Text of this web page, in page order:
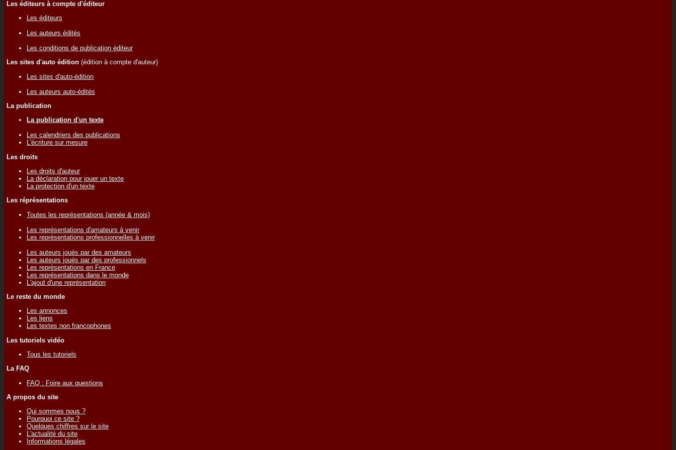
Les éditeurs à compte d'éditeur
Les éditeurs
Les auteurs édités
Les conditions de publication éditeur
Les sites d'auto édition (édition à compte d'auteur)
Les sites d'auto-édition
Les auteurs auto-édités
La publication
La publication d'un texte
Les calendriers des publications
L'écriture sur mesure
Les droits
Les droits d'auteur
La déclaration pour jouer un texte
La protection d'un texte
Les réprésentations
Toutes les représentations (année & mois)
Les représentations d'amateurs à venir
Les représentations professionnelles à venir
Les auteurs joués par des amateurs
Les auteurs joués par des professionnels
Les représentations en France
Les représentations dans le monde
L'ajout d'une représentation
Le reste du monde
Les annonces
Les liens
Les textes non francophones
Les tutoriels vidéo
Tous les tutoriels
La FAQ
FAQ : Foire aux questions
A propos du site
Qui sommes nous ?
Pourquoi ce site ?
Quelques chiffres sur le site
L'actualité du site
Informations légales